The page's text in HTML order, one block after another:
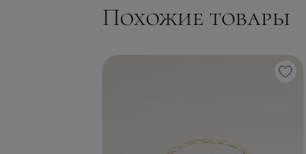
Похожие товары